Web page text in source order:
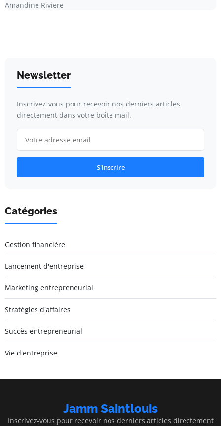
Amandine Riviere
Newsletter
Inscrivez-vous pour recevoir nos derniers articles
directement dans votre boîte mail.
S'inscrire
Catégories
Gestion financière
Lancement d'entreprise
Marketing entrepreneurial
Stratégies d'affaires
Succès entrepreneurial
Vie d'entreprise
Jamm Saintlouis
Inscrivez-vous pour recevoir nos derniers articles directement